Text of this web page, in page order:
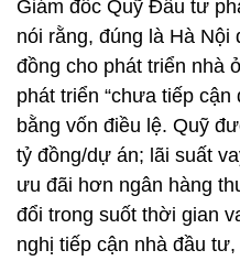
Giám đốc Quỹ Đầu tư
nói rằng, đúng là Hà
đồng cho phát triển nhà
phát triển “chưa tiếp
bằng vốn điều lệ. Quỹ
tỷ đồng/dự án; lãi suất
ưu đãi hơn ngân hàng
đổi trong suốt thời gian
nghị tiếp cận nhà đầu